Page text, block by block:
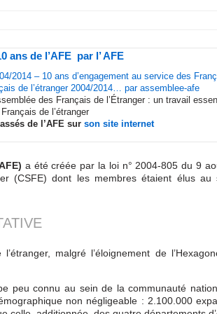
ans de l’AFE par l’ AFE
2014 – 10 ans d’engagement au service des
de l’étranger 2004/2014… par assemblee-afe
des Français de l’Étranger : un travail
de l’étranger
de l’AFE sur son site internet
a été créée par la loi n° 2004-805 du 9
(CSFE) dont les membres étaient élus au
malgré l’éloignement de
peu connu au sein de la communauté
non négligeable : 2.100.000